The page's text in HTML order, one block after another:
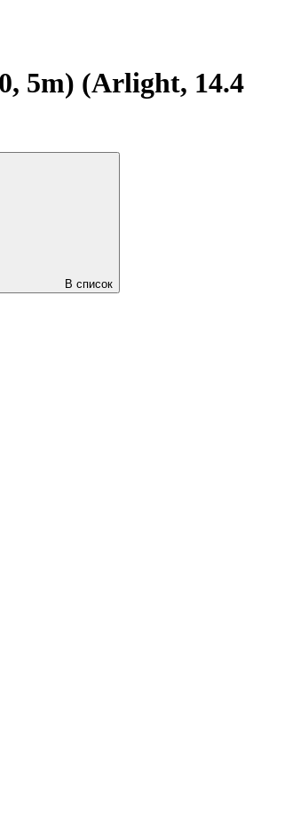
5m) (Arlight, 14.4
В список